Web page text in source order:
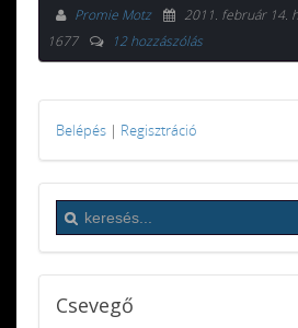
Promie Motz 2011. február 14.
1677
12 hozzászólás
Belépés | Regisztráció
Csevegő